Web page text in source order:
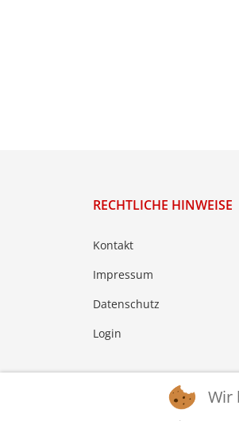
RECHTLICHE HINWEISE
Kontakt
Impressum
Datenschutz
Login
© 2026 © WTTV - Wiener
Wir